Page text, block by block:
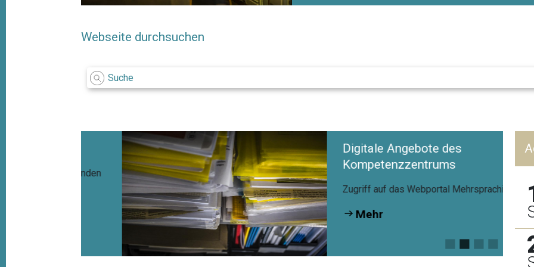
Webseite durchsuchen
Digitale Angebote des
Kompetenzzentrums
Zugriff auf das Webportal Mehrsprachigkeit:
Mehr